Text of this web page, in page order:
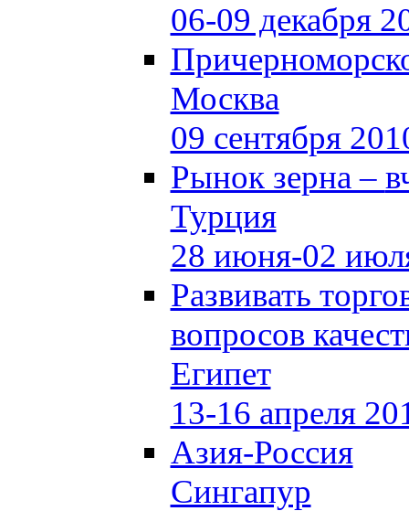
06-09 декабря
Москва
09 сентября
Рынок зерна –
Турция
28 июня-02
Развивать
вопросов
Египет
13-16 апреля
Азия-Россия
Сингапур